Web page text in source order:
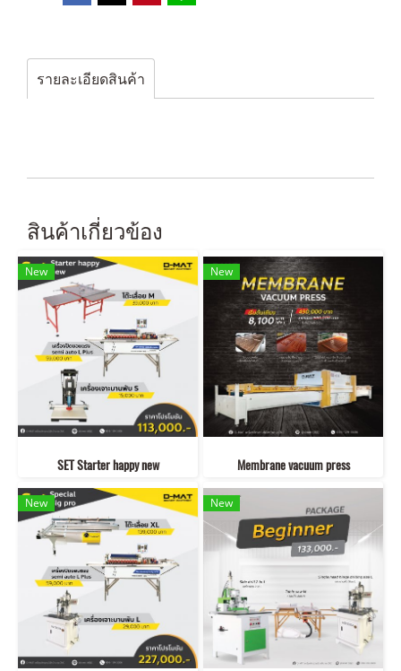
รายละเอียดสินค้า
สินค้าเกี่ยวข้อง
New
SET Starter happy new
New
Membrane vacuum press
New New